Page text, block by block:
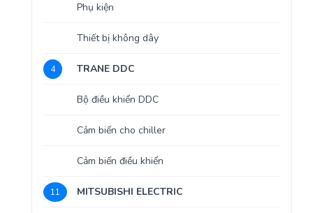
Phụ kiện
Thiết bị không dây
4 TRANE DDC
Bộ điều khiển DDC
Cảm biến cho chiller
Cảm biến điều khiển
11 MITSUBISHI ELECTRIC